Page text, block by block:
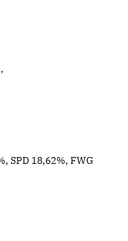
SPD 18,62%, FWG